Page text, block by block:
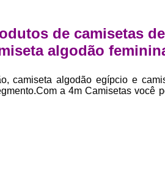
Empresa
Private
de camisetas
algodão
camiseta algodão egípcio e
a 4m Camisetas você